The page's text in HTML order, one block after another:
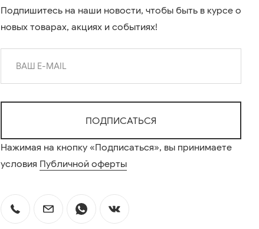
Подпишитесь на наши новости, чтобы быть в курсе о
новых товарах, акциях и событиях!
Нажимая на кнопку «Подписаться», вы принимаете
условия Публичной оферты